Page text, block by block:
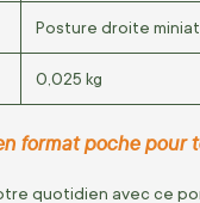
Posture droite
0,025 kg
format poche pour
quotidien avec ce